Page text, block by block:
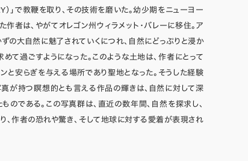
」で教鞭を取り、その技術を磨いた。幼少期をニューヨー
作者は、やがてオレゴン州ウィラメット・バレーに移住。ア
の大自然に魅了されていくにつれ、自然にどっぷりと浸か
て過ごすようになった。このような土地は、作者にとって
と安らぎを与える場所であり聖地となった。そうした経験
が持つ瞑想的とも言える作品の輝きは、自然に対して深
のである。この写真群は、直近の数年間、自然を探求し、
、作者の恐れや驚き、そして地球に対する愛着が表現され